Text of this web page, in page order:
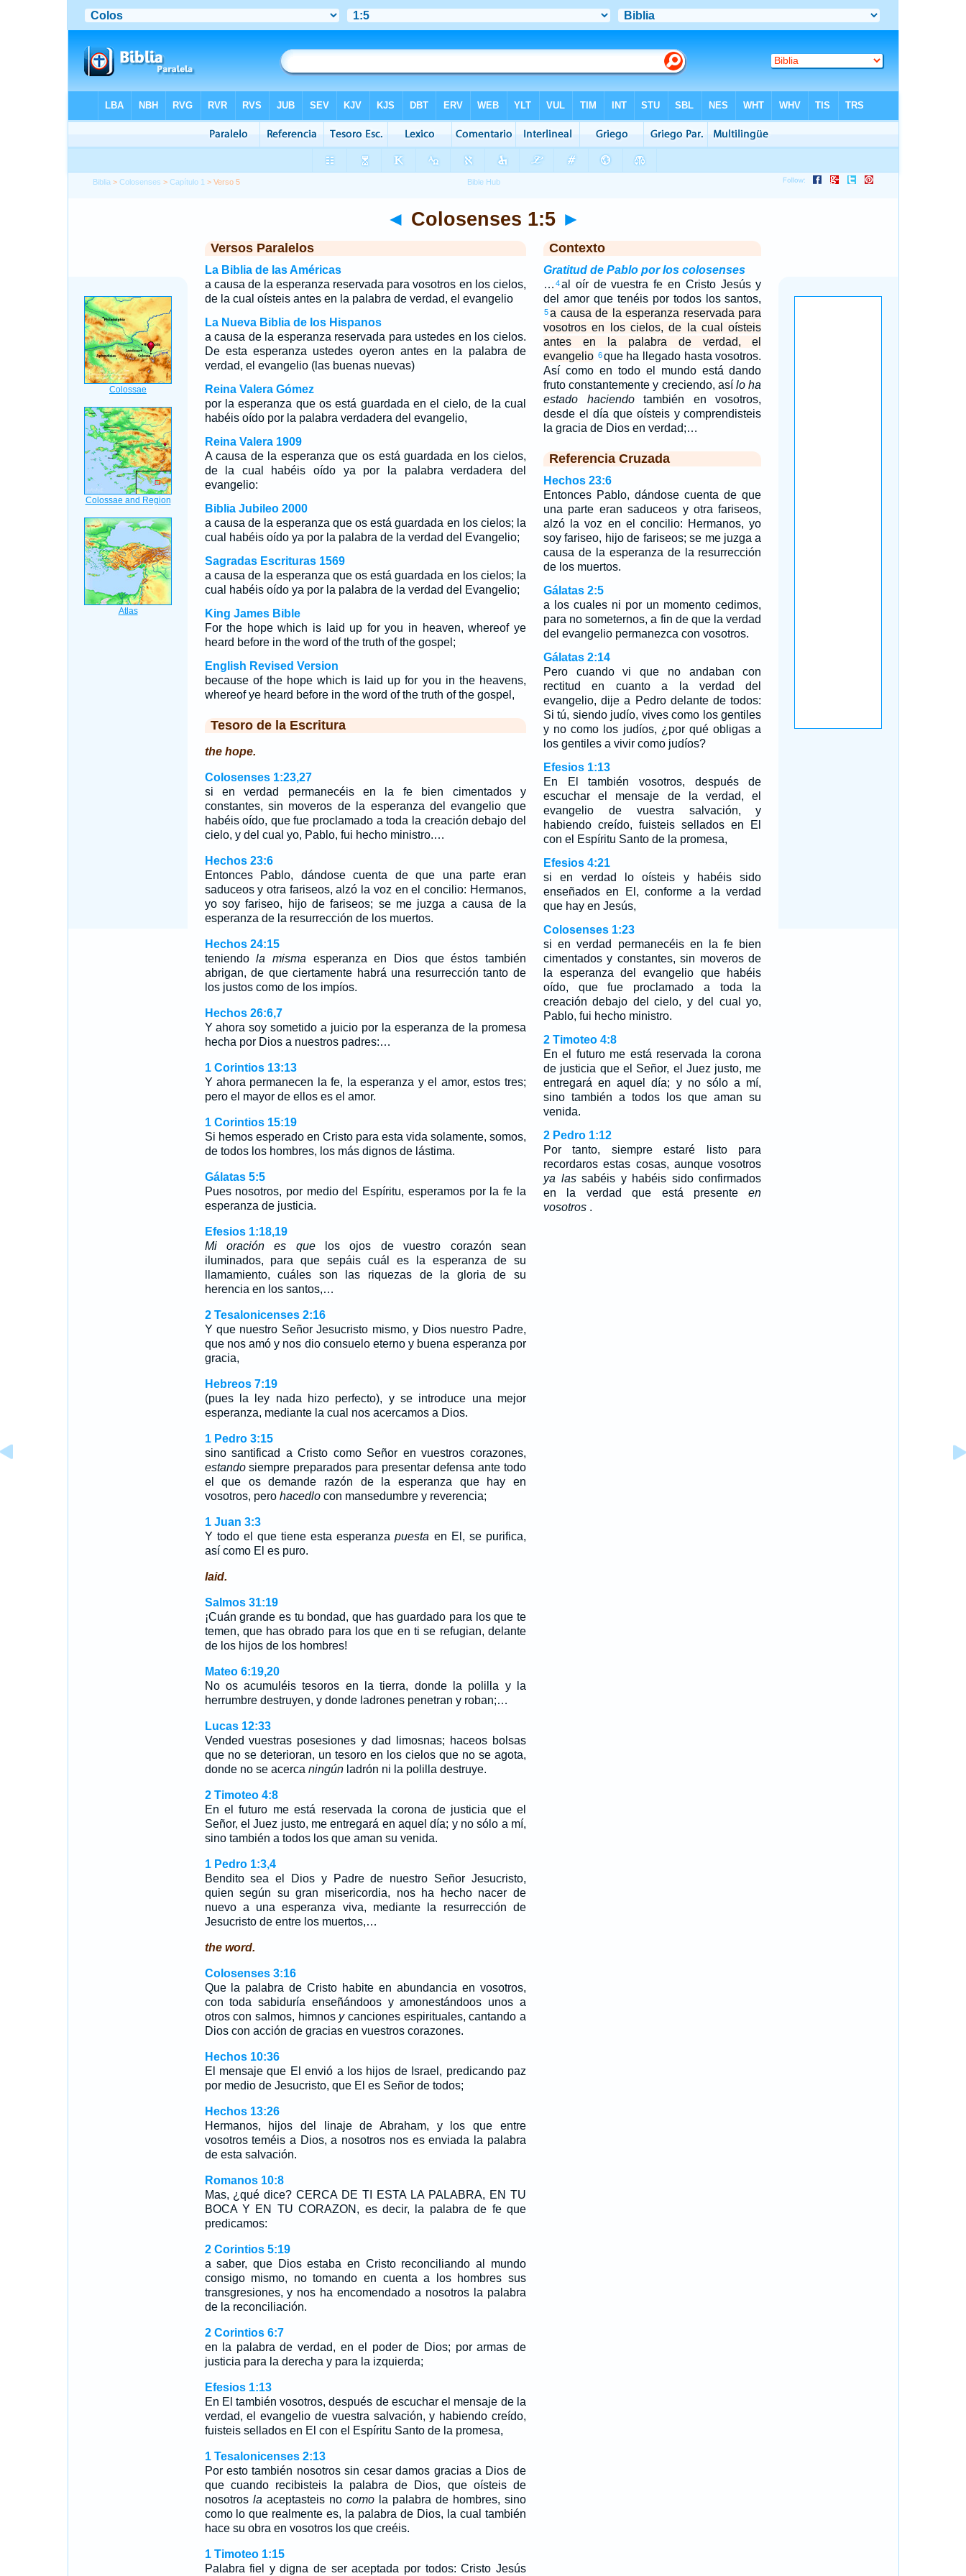
Biblia >Colosenses >Capítulo 1 > Verso 5
◄ Colosenses 1:5 ►
Versos Paralelos
La Biblia de las Américas
a causa de la esperanza reservada para vosotros en los cielos,
de la cual oísteis antes en la palabra de verdad, el evangelio
La Nueva Biblia de los Hispanos
a causa de la esperanza reservada para ustedes en los cielos.
De esta esperanza ustedes oyeron antes en la palabra de
verdad, el evangelio (las buenas nuevas)
Reina Valera Gómez
por la esperanza que os está guardada en el cielo, de la cual
habéis oído por la palabra verdadera del evangelio,
Reina Valera 1909
A causa de la esperanza que os está guardada en los cielos,
de la cual habéis oído ya por la palabra verdadera del
evangelio:
Biblia Jubileo 2000
a causa de la esperanza que os está guardada en los cielos; la
cual habéis oído ya por la palabra de la verdad del Evangelio;
Sagradas Escrituras 1569
a causa de la esperanza que os está guardada en los cielos; la
cual habéis oído ya por la palabra de la verdad del Evangelio;
King James Bible
For the hope which is laid up for you in heaven, whereof ye
heard before in the word of the truth of the gospel;
English Revised Version
because of the hope which is laid up for you in the heavens,
whereof ye heard before in the word of the truth of the gospel,
Tesoro de la Escritura
the hope.
Colosenses 1:23,27
si en verdad permanecéis en la fe bien cimentados y
constantes, sin moveros de la esperanza del evangelio que
habéis oído, que fue proclamado a toda la creación debajo del
cielo, y del cual yo, Pablo, fui hecho ministro.…
Hechos 23:6
Entonces Pablo, dándose cuenta de que una parte eran
saduceos y otra fariseos, alzó la voz en el concilio: Hermanos,
yo soy fariseo, hijo de fariseos; se me juzga a causa de la
esperanza de la resurrección de los muertos.
Hechos 24:15
teniendola misma esperanza en Dios que éstos también
abrigan, de que ciertamente habrá una resurrección tanto de
los justos como de los impíos.
Hechos 26:6,7
Y ahora soy sometido a juicio por la esperanza de la promesa
hecha por Dios a nuestros padres:…
1 Corintios 13:13
Y ahora permanecen la fe, la esperanza y el amor, estos tres;
pero el mayor de ellos es el amor.
1 Corintios 15:19
Si hemos esperado en Cristo para esta vida solamente, somos,
de todos los hombres, los más dignos de lástima.
Gálatas 5:5
Pues nosotros, por medio del Espíritu, esperamos por la fe la
esperanza de justicia.
Efesios 1:18,19
Mi oración es quelos ojos de vuestro corazón sean
iluminados, para que sepáis cuál es la esperanza de su
llamamiento, cuáles son las riquezas de la gloria de su
herencia en los santos,…
2 Tesalonicenses 2:16
Y que nuestro Señor Jesucristo mismo, y Dios nuestro Padre,
que nos amó y nos dio consuelo eterno y buena esperanza por
gracia,
Hebreos 7:19
(pues la ley nada hizo perfecto), y se introduce una mejor
esperanza, mediante la cual nos acercamos a Dios.
1 Pedro 3:15
sino santificad a Cristo como Señor en vuestros corazones,
estandosiempre preparados para presentar defensa ante todo
el que os demande razón de la esperanza que hay en
vosotros, pero hacedlocon mansedumbre y reverencia;
1 Juan 3:3
Y todo el que tiene esta esperanzapuesta en El, se purifica,
así como El es puro.
laid.
Salmos 31:19
¡Cuán grande es tu bondad, que has guardado para los que te
temen, que has obrado para los que en ti se refugian, delante
de los hijos de los hombres!
Mateo 6:19,20
No os acumuléis tesoros en la tierra, donde la polilla y la
herrumbre destruyen, y donde ladrones penetran y roban;…
Lucas 12:33
Vended vuestras posesiones y dad limosnas; haceos bolsas
que no se deterioran, un tesoro en los cielos que no se agota,
donde no se acerca ningúnladrón ni la polilla destruye.
2 Timoteo 4:8
En el futuro me está reservada la corona de justicia que el
Señor, el Juez justo, me entregará en aquel día; y no sólo a mí,
sino también a todos los que aman su venida.
1 Pedro 1:3,4
Bendito sea el Dios y Padre de nuestro Señor Jesucristo,
quien según su gran misericordia, nos ha hecho nacer de
nuevo a una esperanza viva, mediante la resurrección de
Jesucristo de entre los muertos,…
the word.
Colosenses 3:16
Que la palabra de Cristo habite en abundancia en vosotros,
con toda sabiduría enseñándoos y amonestándoos unos a
otros con salmos, himnos ycanciones espirituales, cantando a
Dios con acción de gracias en vuestros corazones.
Hechos 10:36
El mensaje que El envió a los hijos de Israel, predicando paz
por medio de Jesucristo, que El es Señor de todos;
Hechos 13:26
Hermanos, hijos del linaje de Abraham, y los que entre
vosotros teméis a Dios, a nosotros nos es enviada la palabra
de esta salvación.
Romanos 10:8
Mas, ¿qué dice? CERCA DE TI ESTA LA PALABRA, EN TU
BOCA Y EN TU CORAZON, es decir, la palabra de fe que
predicamos:
2 Corintios 5:19
a saber, que Dios estaba en Cristo reconciliando al mundo
consigo mismo, no tomando en cuenta a los hombres sus
transgresiones, y nos ha encomendado a nosotros la palabra
de la reconciliación.
2 Corintios 6:7
en la palabra de verdad, en el poder de Dios; por armas de
justicia para la derecha y para la izquierda;
Efesios 1:13
En El también vosotros, después de escuchar el mensaje de la
verdad, el evangelio de vuestra salvación, y habiendo creído,
fuisteis sellados en El con el Espíritu Santo de la promesa,
1 Tesalonicenses 2:13
Por esto también nosotros sin cesar damos gracias a Dios de
que cuando recibisteis la palabra de Dios, que oísteis de
nosotros la aceptasteis no comola palabra de hombres, sino
como lo que realmente es, la palabra de Dios, la cual también
hace su obra en vosotros los que creéis.
1 Timoteo 1:15
Palabra fiel y digna de ser aceptada por todos: Cristo Jesús
Contexto
Gratitud de Pablo por los colosenses
… 4al oír de vuestra fe en Cristo Jesús y
del amor que tenéis por todos los santos,
5a causa de la esperanza reservada para
vosotros en los cielos, de la cual oísteis
antes en la palabra de verdad, el
evangelio 6que ha llegado hasta vosotros.
Así como en todo el mundo está dando
fruto constantemente y creciendo, asílo ha
estado haciendotambién en vosotros,
desde el día que oísteis y comprendisteis
la gracia de Dios en verdad;…
Referencia Cruzada
Hechos 23:6
Entonces Pablo, dándose cuenta de que
una parte eran saduceos y otra fariseos,
alzó la voz en el concilio: Hermanos, yo
soy fariseo, hijo de fariseos; se me juzga a
causa de la esperanza de la resurrección
de los muertos.
Gálatas 2:5
a los cuales ni por un momento cedimos,
para no someternos, a fin de que la verdad
del evangelio permanezca con vosotros.
Gálatas 2:14
Pero cuando vi que no andaban con
rectitud en cuanto a la verdad del
evangelio, dije a Pedro delante de todos:
Si tú, siendo judío, vives como los gentiles
y no como los judíos, ¿por qué obligas a
los gentiles a vivir como judíos?
Efesios 1:13
En El también vosotros, después de
escuchar el mensaje de la verdad, el
evangelio de vuestra salvación, y
habiendo creído, fuisteis sellados en El
con el Espíritu Santo de la promesa,
Efesios 4:21
si en verdad lo oísteis y habéis sido
enseñados en El, conforme a la verdad
que hay en Jesús,
Colosenses 1:23
si en verdad permanecéis en la fe bien
cimentados y constantes, sin moveros de
la esperanza del evangelio que habéis
oído, que fue proclamado a toda la
creación debajo del cielo, y del cual yo,
Pablo, fui hecho ministro.
2 Timoteo 4:8
En el futuro me está reservada la corona
de justicia que el Señor, el Juez justo, me
entregará en aquel día; y no sólo a mí,
sino también a todos los que aman su
venida.
2 Pedro 1:12
Por tanto, siempre estaré listo para
recordaros estas cosas, aunque vosotros
ya lassabéis y habéis sido confirmados
en la verdad que está presenteen
vosotros.